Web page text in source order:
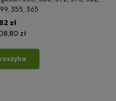
355, 365
zł
zł